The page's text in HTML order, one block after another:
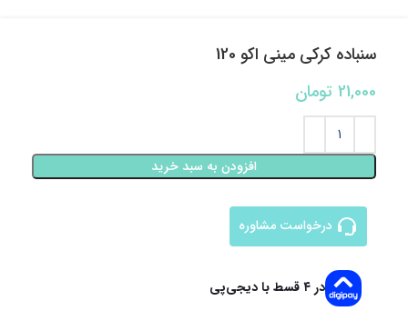
سنباده کرکی مینی اکو 120
21,000 تومان
افزودن به سبد خرید
درخواست مشاوره
در ۴ قسط با دیجی‌پی